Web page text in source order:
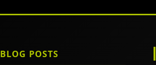
BLOG POSTS